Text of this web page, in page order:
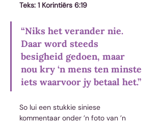
Teks: 1 Korintiërs 6:19
“Niks het verander nie.
Daar word steeds
besigheid gedoen, maar
nou kry ‘n mens ten minste
iets waarvoor jy betaal het.”
So lui een stukkie siniese
kommentaar onder ’n foto van ’n